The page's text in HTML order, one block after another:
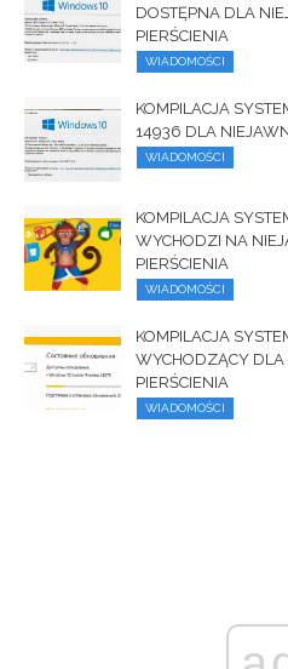
DOSTĘPNA DLA
PIERŚCIENIA
WIADOMOŚCI
KOMPILACJA
14936 DLA
WIADOMOŚCI
KOMPILACJA
WYCHODZI NA
PIERŚCIENIA
WIADOMOŚCI
KOMPILACJA
WYCHODZĄCY DLA
PIERŚCIENIA
WIADOMOŚCI